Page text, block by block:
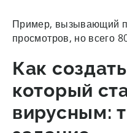
Пример, вызывающий
просмотров, но всего
Как
который
вирусным: